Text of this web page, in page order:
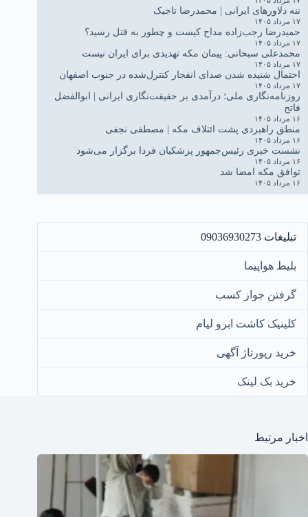
ننه دلاورهای ایرانی | محمدرضا تاجیک
۱۷ مرداد ۱۴۰۵
حمیدرضا رجب‌زاده مداح کیست و چطور به قتل رسید؟
۱۷ مرداد ۱۴۰۵
محمدعلی سبحانی: پیمان مکه تهدیدی برای ایران نیست
۱۷ مرداد ۱۴۰۵
احتمال شنیده شدن صدای انفجار کنترل‌شده در جنوب اصفهان
۱۷ مرداد ۱۴۰۵
روزنامه‌نگاری ملی؛ درآمدی بر حقیقت‌نگاری ایرانی | ابوالفضل
فاتح
۱۶ مرداد ۱۴۰۵
منطق راهبردی پشت ائتلاف مکه | مصطفی نجفی
۱۶ مرداد ۱۴۰۵
نشست خبری رئیس‌جمهور پزشکیان فردا برگزار می‌شود
۱۶ مرداد ۱۴۰۵
توافق مکه امضا شد
۱۶ مرداد ۱۴۰۵
تبلیغات 09036930273
بلیط هواپیما
گرفتن جواز کسب
کلینیک کاشت ابرو لیام
خرید رپورتاژ آگهی
خرید بک لینک
اخبار مرتبط